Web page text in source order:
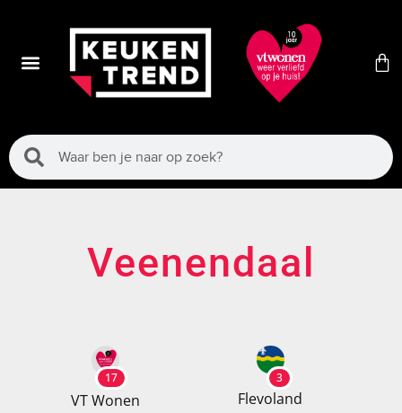
Veenendaal
17
VT Wonen
3
Flevoland